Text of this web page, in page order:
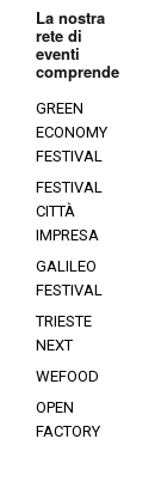
La nostra
rete di
eventi
comprende
GREEN
ECONOMY
FESTIVAL
FESTIVAL
CITTÀ
IMPRESA
GALILEO
FESTIVAL
TRIESTE
NEXT
WEFOOD
OPEN
FACTORY